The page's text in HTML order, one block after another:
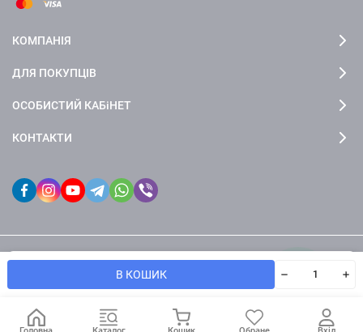
В КОШИК
КОМПАНІЯ
ДЛЯ ПОКУПЦІВ
ОСОБИСТИЙ КАБіНЕТ
КОНТАКТИ